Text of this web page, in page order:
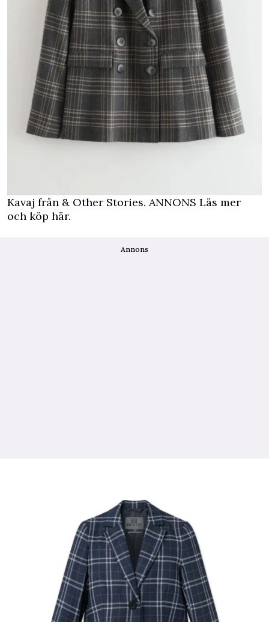
Kavaj från & Other Stories. ANNONS Läs mer
och köp här.
Annons